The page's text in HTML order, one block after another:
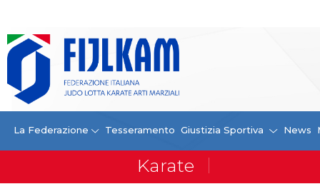
La Federazione Tesseramento Giustizia Sportiva News
La Federazione
La FIJLKAM
Organigramma
Storia
Campioni di tutti i tempi
News
Comunicazioni Federali